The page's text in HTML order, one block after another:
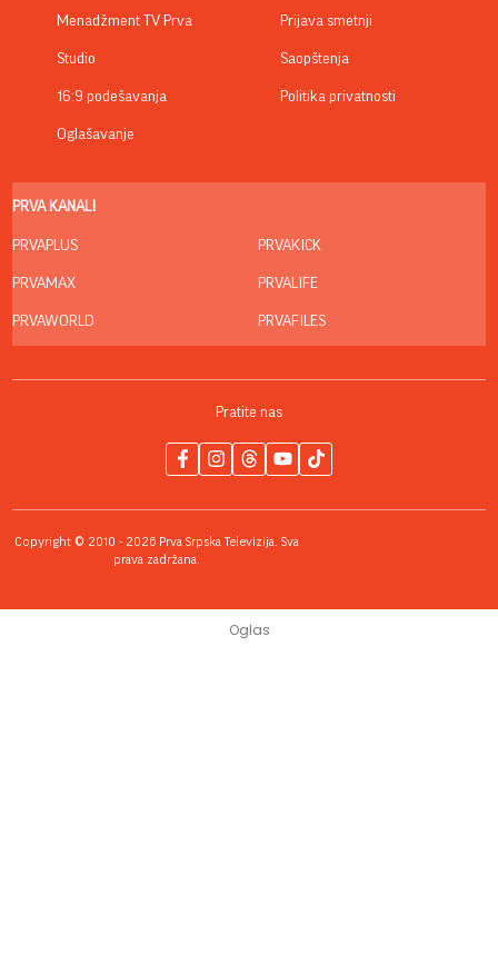
Menadžment TV Prva
Studio
16:9 podešavanja
Oglašavanje
Prijava smetnji
Saopštenja
Politika privatnosti
PRVA KANALI
PRVAPLUS
PRVAMAX
PRVAWORLD
PRVAKICK
PRVALIFE
PRVAFILES
Pratite nas
Copyright © 2010 - 2026 Prva Srpska Televizija. Sva
prava zadržana.